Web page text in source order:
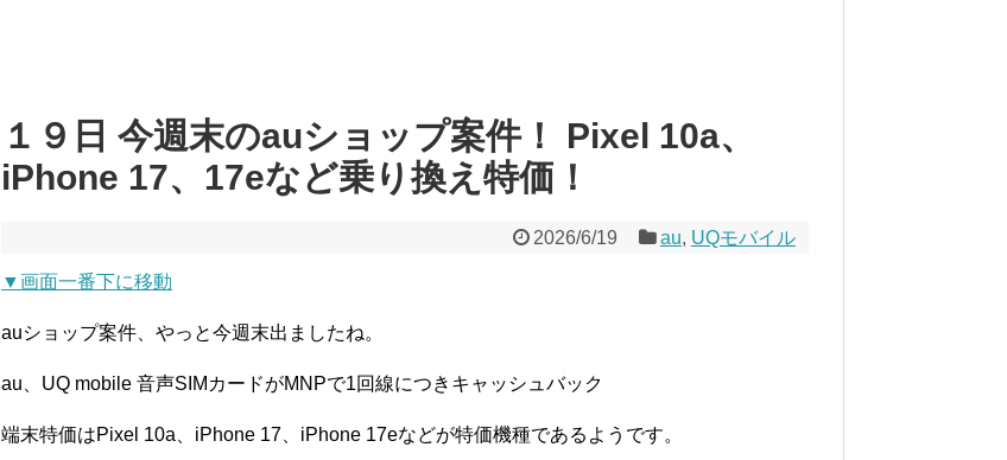
１９日 今週末のauショップ案件！ Pixel 10a、
iPhone 17、17eなど乗り換え特価！
2026/6/19 au, UQモバイル
▼画面一番下に移動
auショップ案件、やっと今週末出ましたね。
au、UQ mobile 音声SIMカードがMNPで1回線につきキャッシュバック
端末特価はPixel 10a、iPhone 17、iPhone 17eなどが特価機種であるようです。